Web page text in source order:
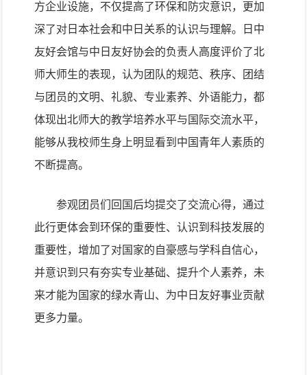
方企业设施，不仅提高了环保和防灾意识，更加
深了对日本社会和中日关系的认识与理解。日中
友好会馆与中日友好协会的负责人高度评价了北
师大师生的表现，认为团队的规范、秩序、团结
与团员的文明、礼貌、专业素养、外语能力，都
体现出北师大的教学培养水平与国际交流水平，
能够从我校师生身上明显看到中国青年人素质的
不断提高。
参观团员们回国后均提交了交流心得，通过
此行更体会到环保的重要性、认识到科技发展的
重要性，增加了对国家的自豪感与学科自信心，
并意识到只有夯实专业基础、提升个人素养，未
来才能为国家的绿水青山、为中日友好事业贡献
更多力量。